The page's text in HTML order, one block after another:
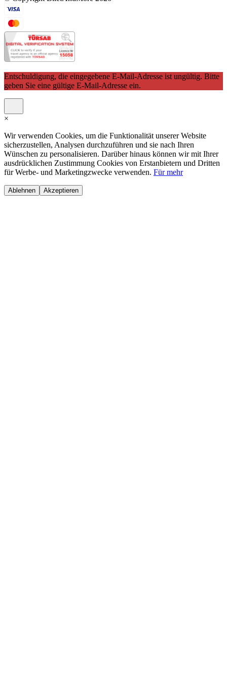
Entschuldigung, die eingegebene E-Mail-Adresse ist ungültig. Bitte
geben Sie eine gültige E-Mail-Adresse ein.
×
Wir verwenden Cookies, um die Funktionalität unserer Website
sicherzustellen, Analysen durchzuführen und sie nach Ihren
Wünschen zu personalisieren. Darüber hinaus können wir mit Ihrer
ausdrücklichen Zustimmung Cookies von Erstanbietern und Dritten
für Werbe- und Marketingzwecke verwenden. Für mehr
Ablehnen Akzeptieren